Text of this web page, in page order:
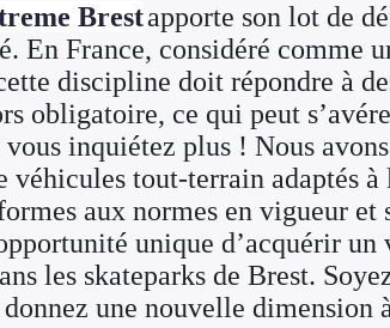
Brestapporte son lot de
En France, considéré comme
discipline doit répondre à
obligatoire, ce qui peut
vous inquiétez plus ! Nous
véhicules tout-terrain adaptés
aux normes en vigueur
unique d’acquérir
les skateparks de Brest.
une nouvelle dimension